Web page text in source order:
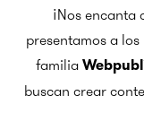
¡Nos encanta
presentamos a
familia
buscan crear